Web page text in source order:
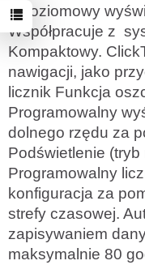
3 poziomowy
Współpracuje z
Kompaktowy.
nawigacji, jako
licznik Funkcja
Programowalny
dolnego rzędu za
Podświetlenie (tryb
Programowalny
konfiguracja za
strefy czasowej.
zapisywaniem
maksymalnie 80